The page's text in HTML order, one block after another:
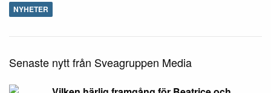
NYHETER
Senaste nytt från Sveagruppen Media